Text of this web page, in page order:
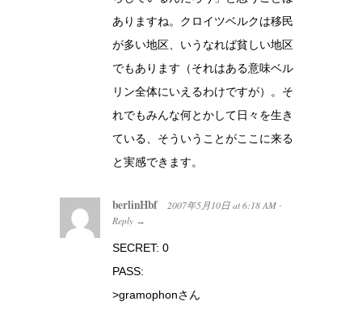
ありますね。クロイツベルクは移民
が多い地区、いうなれば貧しい地区
でもあります（それはある意味ベル
リン全体にいえるわけですが）。そ
れでもみんな何とかして日々を生き
ている、そういうことがここに来る
と実感できます。
berlinHbf 2007年5月10日 at 6:18 AM ·
Reply →
SECRET: 0
PASS:
>gramophonさん